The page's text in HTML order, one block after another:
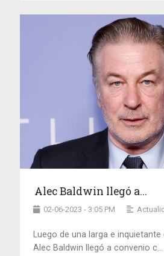
Alec Baldwin llegó a...
02-06-2023 - 3:05 PM
Luego de una larga e
Alec Baldwin llegó a convenio c...